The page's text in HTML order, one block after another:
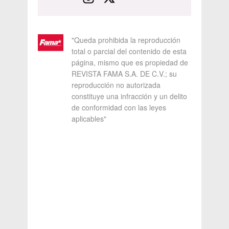
"Queda prohibida la reproducción
total o parcial del contenido de esta
página, mismo que es propiedad de
REVISTA FAMA S.A. DE C.V.; su
reproducción no autorizada
constituye una infracción y un delito
de conformidad con las leyes
aplicables"